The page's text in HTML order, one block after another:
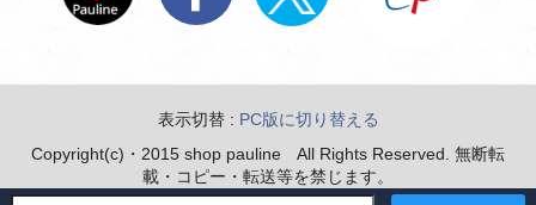
表示切替 : PC版に切り替える
Copyright(c)・2015 shop pauline All Rights Reserved. 無断転
載・コピー・転送等を禁じます。